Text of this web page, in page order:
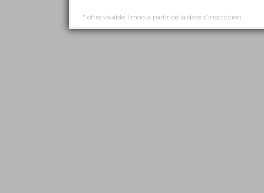
* offre valable 1 mois à partir de la date d’inscription